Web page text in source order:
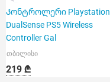
Კონტროლერი Playstation
DualSense PS5 Wireless
Controller Gal
თბილისი
219 ₾